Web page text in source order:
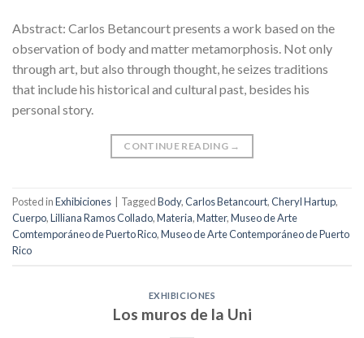
Abstract: Carlos Betancourt presents a work based on the
observation of body and matter metamorphosis. Not only
through art, but also through thought, he seizes traditions
that include his historical and cultural past, besides his
personal story.
CONTINUE READING →
Posted inExhibiciones TaggedBody,Carlos Betancourt,Cheryl Hartup,
Cuerpo,Lilliana Ramos Collado,Materia,Matter,Museo de Arte
Comtemporáneo de Puerto Rico,Museo de Arte Contemporáneo de Puerto
Rico
EXHIBICIONES
Los muros de la Uni